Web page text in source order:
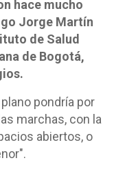
hace mucho
Jorge Martín
de Salud
de Bogotá,
pondría por
marchas, con la
abiertos, o